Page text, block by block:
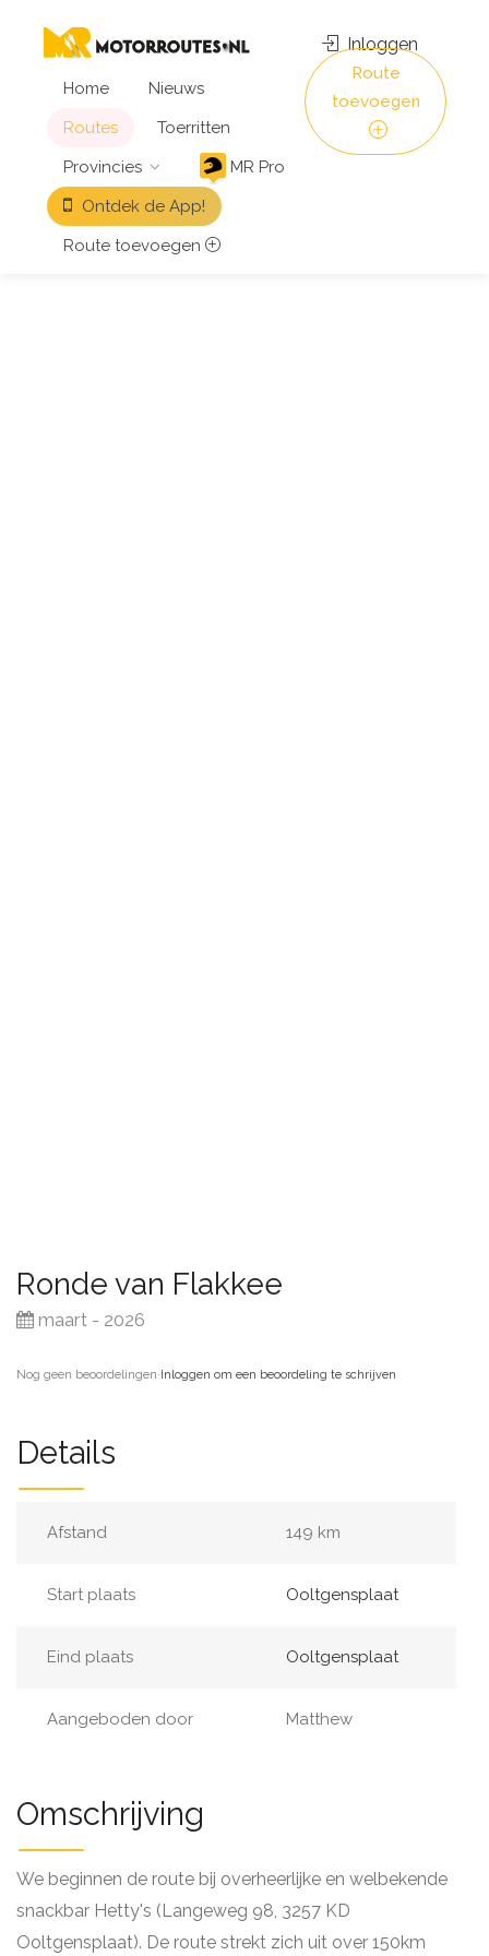
Home
Nieuws
Routes
Toerritten
Provincies
MR Pro
Ontdek de App!
Route toevoegen
Inloggen
Route
toevoegen
Ronde van Flakkee
maart - 2026
Nog geen beoordelingen·Inloggen om een beoordeling te schrijven
Details
Afstand 149 km
Start plaats Ooltgensplaat
Eind plaats Ooltgensplaat
Aangeboden door Matthew
Omschrijving
We beginnen de route bij overheerlijke en welbekende
snackbar Hetty's (Langeweg 98, 3257 KD
Ooltgensplaat). De route strekt zich uit over 150km